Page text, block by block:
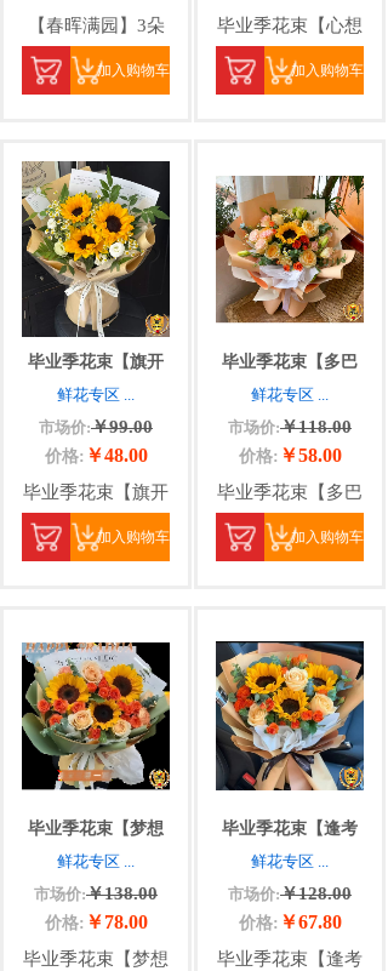
【春晖满园】3朵
加入购物车
毕业季花束【心想
加入购物车
毕业季花束【旗开
鲜花专区 ...
市场价:￥99.00
价格: ￥48.00
毕业季花束【旗开
加入购物车
毕业季花束【多巴
鲜花专区 ...
市场价:￥118.00
价格: ￥58.00
毕业季花束【多巴
加入购物车
毕业季花束【梦想
鲜花专区 ...
市场价:￥138.00
价格: ￥78.00
毕业季花束【梦想
毕业季花束【逢考
鲜花专区 ...
市场价:￥128.00
价格: ￥67.80
毕业季花束【逢考